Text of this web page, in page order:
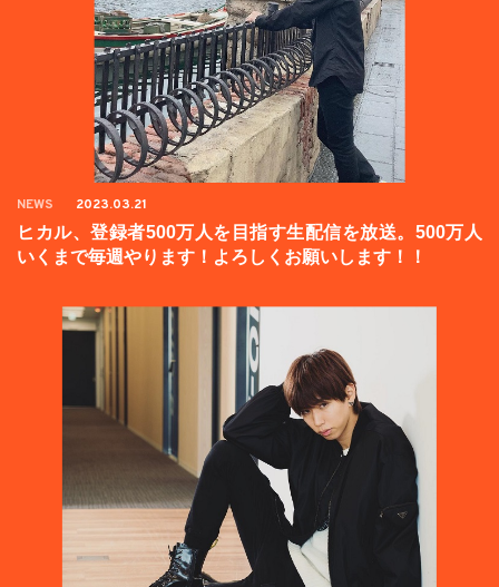
NEWS 2023.03.21
ヒカル、登録者500万人を目指す生配信を放送。500万人
いくまで毎週やります！よろしくお願いします！！